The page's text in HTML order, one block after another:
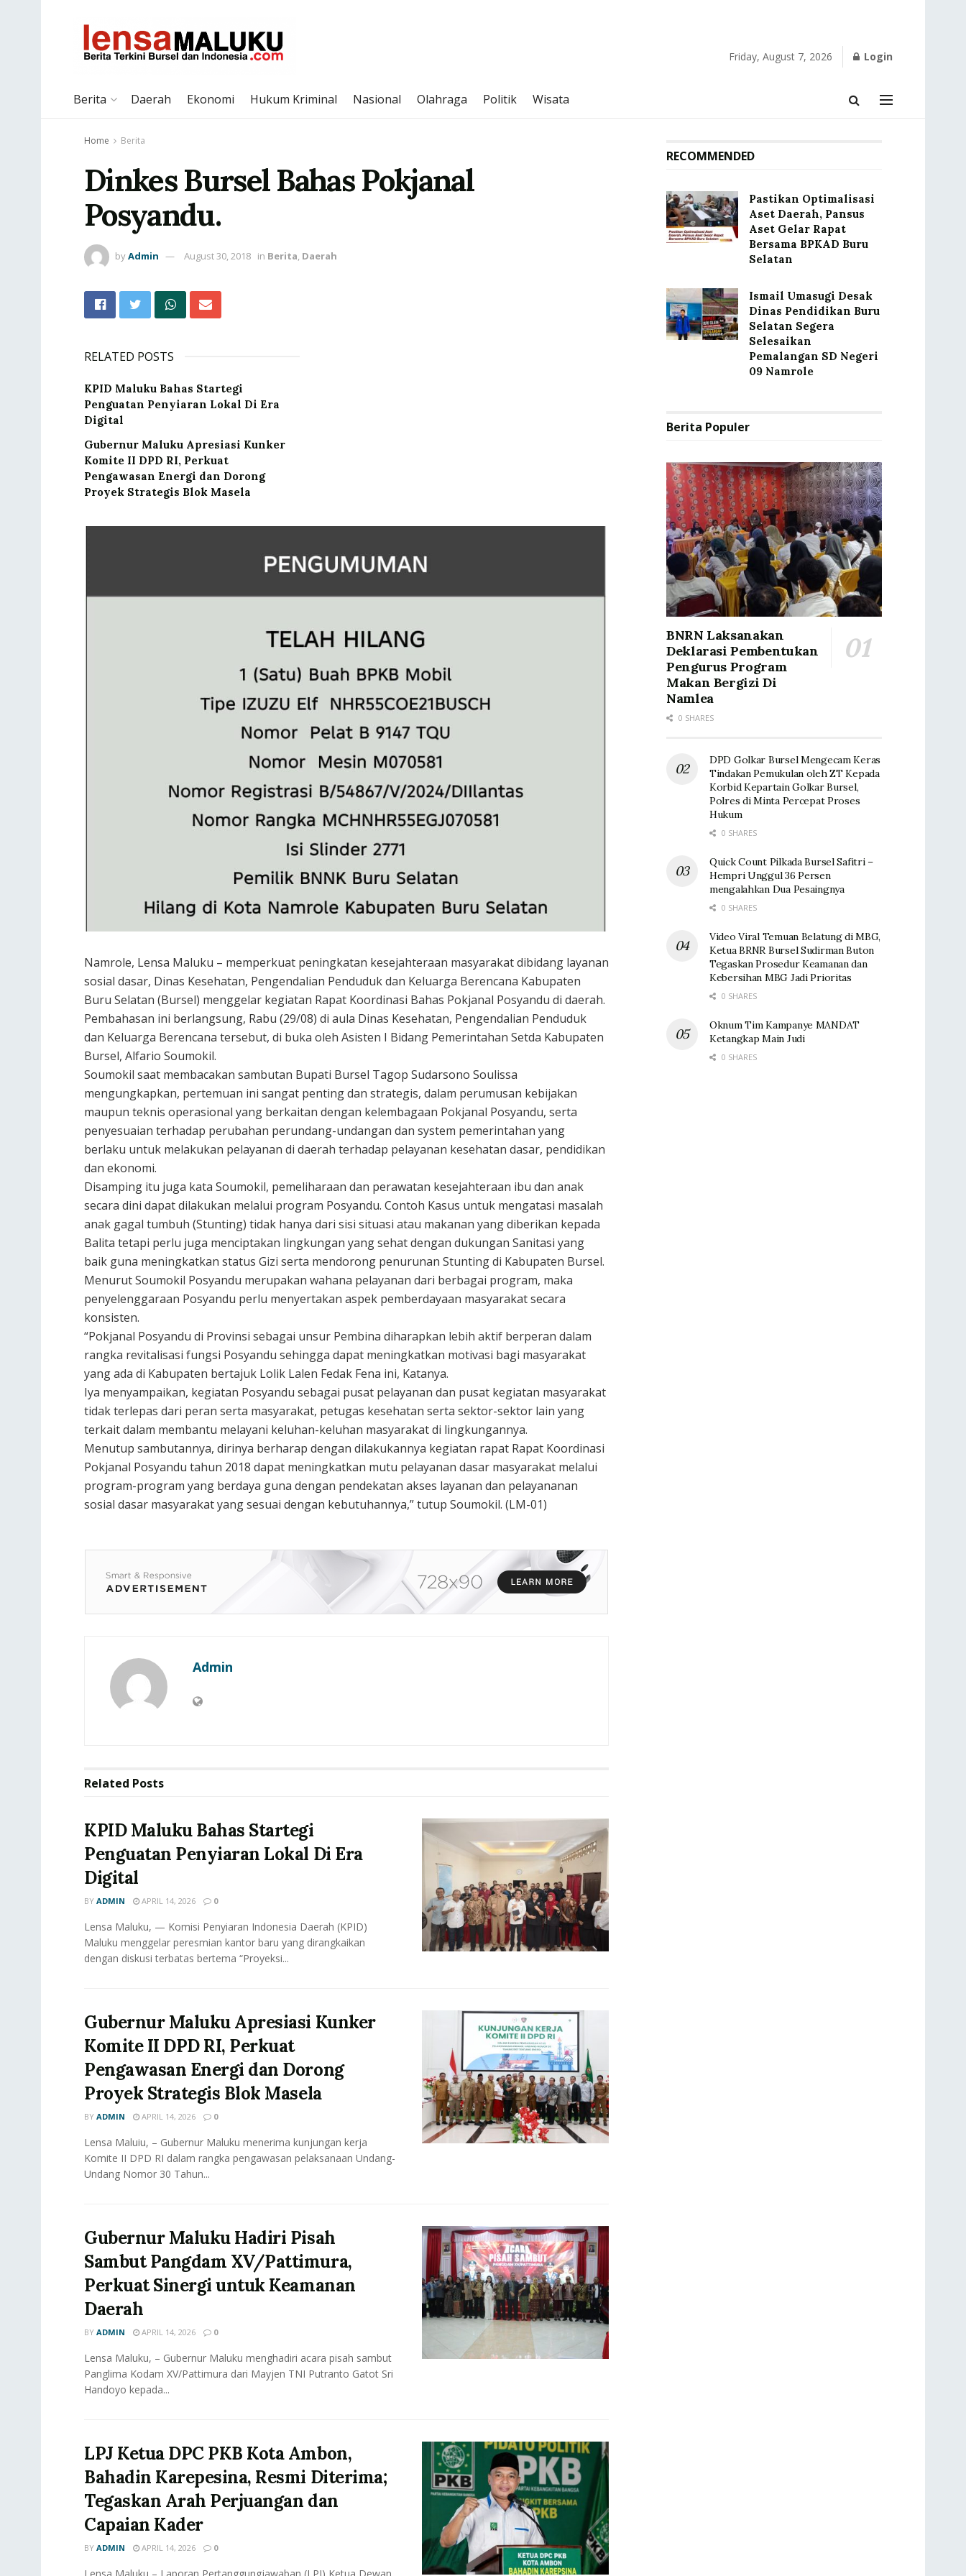
Friday, August 7, 2026 Login
Berita Daerah Ekonomi Hukum Kriminal Nasional Olahraga Politik Wisata
Home Berita
Dinkes Bursel Bahas Pokjanal
Posyandu.
byAdmin August 30, 2018 in Berita, Daerah
RELATED POSTS
KPID Maluku Bahas Startegi
Penguatan Penyiaran Lokal Di Era
Digital
Gubernur Maluku Apresiasi Kunker
Komite II DPD RI, Perkuat
Pengawasan Energi dan Dorong
Proyek Strategis Blok Masela
Namrole, Lensa Maluku – memperkuat peningkatan kesejahteraan masyarakat dibidang layanan
sosial dasar, Dinas Kesehatan, Pengendalian Penduduk dan Keluarga Berencana Kabupaten
Buru Selatan (Bursel) menggelar kegiatan Rapat Koordinasi Bahas Pokjanal Posyandu di daerah.
Pembahasan ini berlangsung, Rabu (29/08) di aula Dinas Kesehatan, Pengendalian Penduduk
dan Keluarga Berencana tersebut, di buka oleh Asisten I Bidang Pemerintahan Setda Kabupaten
Bursel, Alfario Soumokil.
Soumokil saat membacakan sambutan Bupati Bursel Tagop Sudarsono Soulissa
mengungkapkan, pertemuan ini sangat penting dan strategis, dalam perumusan kebijakan
maupun teknis operasional yang berkaitan dengan kelembagaan Pokjanal Posyandu, serta
penyesuaian terhadap perubahan perundang-undangan dan system pemerintahan yang
berlaku untuk melakukan pelayanan di daerah terhadap pelayanan kesehatan dasar, pendidikan
dan ekonomi.
Disamping itu juga kata Soumokil, pemeliharaan dan perawatan kesejahteraan ibu dan anak
secara dini dapat dilakukan melalui program Posyandu. Contoh Kasus untuk mengatasi masalah
anak gagal tumbuh (Stunting) tidak hanya dari sisi situasi atau makanan yang diberikan kepada
Balita tetapi perlu juga menciptakan lingkungan yang sehat dengan dukungan Sanitasi yang
baik guna meningkatkan status Gizi serta mendorong penurunan Stunting di Kabupaten Bursel.
Menurut Soumokil Posyandu merupakan wahana pelayanan dari berbagai program, maka
penyelenggaraan Posyandu perlu menyertakan aspek pemberdayaan masyarakat secara
konsisten.
“Pokjanal Posyandu di Provinsi sebagai unsur Pembina diharapkan lebih aktif berperan dalam
rangka revitalisasi fungsi Posyandu sehingga dapat meningkatkan motivasi bagi masyarakat
yang ada di Kabupaten bertajuk Lolik Lalen Fedak Fena ini, Katanya.
Iya menyampaikan, kegiatan Posyandu sebagai pusat pelayanan dan pusat kegiatan masyarakat
tidak terlepas dari peran serta masyarakat, petugas kesehatan serta sektor-sektor lain yang
terkait dalam membantu melayani keluhan-keluhan masyarakat di lingkungannya.
Menutup sambutannya, dirinya berharap dengan dilakukannya kegiatan rapat Rapat Koordinasi
Pokjanal Posyandu tahun 2018 dapat meningkatkan mutu pelayanan dasar masyarakat melalui
program-program yang berdaya guna dengan pendekatan akses layanan dan pelayananan
sosial dasar masyarakat yang sesuai dengan kebutuhannya,” tutup Soumokil. (LM-01)
Admin
Related Posts
KPID Maluku Bahas Startegi
Penguatan Penyiaran Lokal Di Era
Digital
BY ADMIN APRIL 14, 2026 0
Lensa Maluku, — Komisi Penyiaran Indonesia Daerah (KPID)
Maluku menggelar peresmian kantor baru yang dirangkaikan
dengan diskusi terbatas bertema “Proyeksi...
Gubernur Maluku Apresiasi Kunker
Komite II DPD RI, Perkuat
Pengawasan Energi dan Dorong
Proyek Strategis Blok Masela
BY ADMIN APRIL 14, 2026 0
Lensa Maluiu, – Gubernur Maluku menerima kunjungan kerja
Komite II DPD RI dalam rangka pengawasan pelaksanaan Undang-
Undang Nomor 30 Tahun...
Gubernur Maluku Hadiri Pisah
Sambut Pangdam XV/Pattimura,
Perkuat Sinergi untuk Keamanan
Daerah
BY ADMIN APRIL 14, 2026 0
Lensa Maluku, – Gubernur Maluku menghadiri acara pisah sambut
Panglima Kodam XV/Pattimura dari Mayjen TNI Putranto Gatot Sri
Handoyo kepada...
LPJ Ketua DPC PKB Kota Ambon,
Bahadin Karepesina, Resmi Diterima;
Tegaskan Arah Perjuangan dan
Capaian Kader
BY ADMIN APRIL 14, 2026 0
Lensa Maluku – Laporan Pertanggungjawaban (LPJ) Ketua Dewan
RECOMMENDED
Pastikan Optimalisasi
Aset Daerah, Pansus
Aset Gelar Rapat
Bersama BPKAD Buru
Selatan
Ismail Umasugi Desak
Dinas Pendidikan Buru
Selatan Segera
Selesaikan
Pemalangan SD Negeri
09 Namrole
Berita Populer
BNRN Laksanakan
Deklarasi Pembentukan
Pengurus Program
Makan Bergizi Di
Namlea
0 SHARES
DPD Golkar Bursel Mengecam Keras
Tindakan Pemukulan oleh ZT Kepada
Korbid Kepartain Golkar Bursel,
Polres di Minta Percepat Proses
Hukum
0 SHARES
Quick Count Pilkada Bursel Safitri –
Hempri Unggul 36 Persen
mengalahkan Dua Pesaingnya
0 SHARES
Video Viral Temuan Belatung di MBG,
Ketua BRNR Bursel Sudirman Buton
Tegaskan Prosedur Keamanan dan
Kebersihan MBG Jadi Prioritas
0 SHARES
Oknum Tim Kampanye MANDAT
Ketangkap Main Judi
0 SHARES